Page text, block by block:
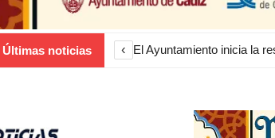
Últimas noticias ‹